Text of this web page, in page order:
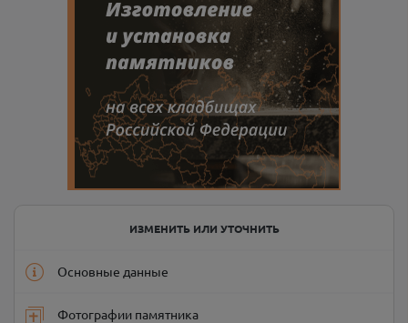
ИЗМЕНИТЬ ИЛИ УТОЧНИТЬ
Основные данные
Фотографии памятника